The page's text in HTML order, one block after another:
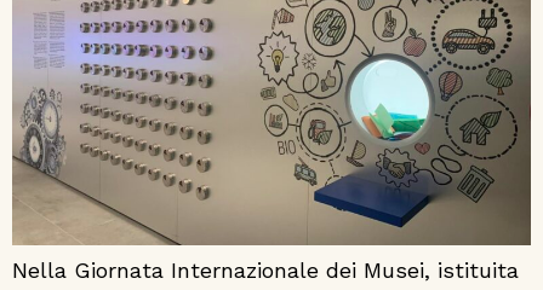
Nella Giornata Internazionale dei Musei, istituita